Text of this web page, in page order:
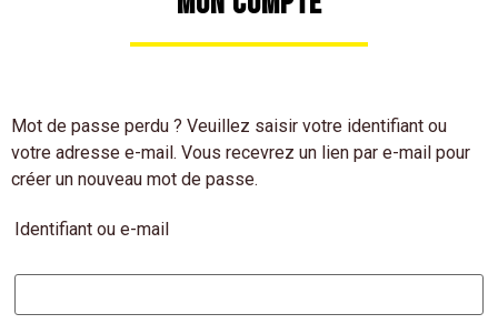
Mot de passe perdu ? Veuillez saisir votre identifiant ou
votre adresse e-mail. Vous recevrez un lien par e-mail pour
créer un nouveau mot de passe.
Identifiant ou e-mail